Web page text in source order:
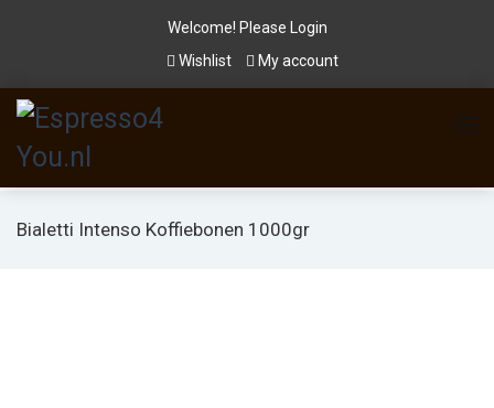
Welcome! Please
Login
Wishlist
My account
Bialetti Intenso Koffiebonen 1000gr